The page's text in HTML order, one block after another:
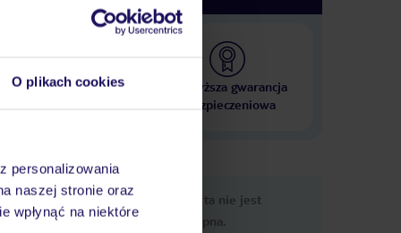
O plikach cookies
personalizowania
naszej stronie oraz
wpłynąć na niektóre
000 hoteli w ponad 50
Najwyższa gwarancja
ubezpieczeniowa
Ups, ta oferta nie jest
dostępna.